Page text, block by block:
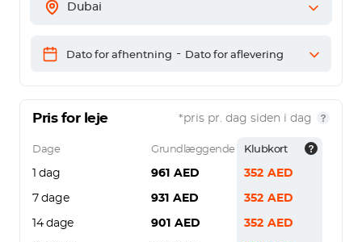
Dubai
Dato for afhentning - Dato for aflevering
Pris for leje *pris pr. dag siden i dag
Dage Grundlæggende Klubkort
1 dag 961 AED 352 AED
7 dage 931 AED 352 AED
14 dage 901 AED 352 AED